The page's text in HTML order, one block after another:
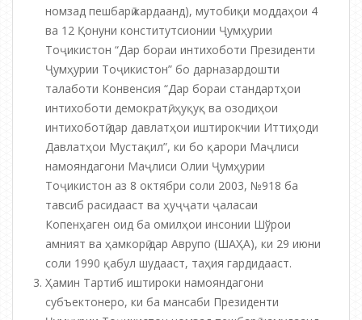
номзад пешбарӣ кардаанд), мутобиқи моддаҳои 4
ва 12 Қонуни конститутсионии Ҷумҳурии
Тоҷикистон “Дар бораи интихоботи Президенти
Ҷумҳурии Тоҷикистон” бо дарназардошти
талаботи Конвенсия “Дар бораи стандартҳои
интихоботи демократӣ, ҳуқуқ ва озодиҳои
интихоботӣ дар давлатҳои иштирокчии Иттиҳоди
Давлатҳои Мустақил”, ки бо қарори Маҷлиси
намояндагони Маҷлиси Олии Ҷумҳурии
Тоҷикистон аз 8 октябри соли 2003, №918 ба
тавсиб расидааст ва ҳуҷҷати ҷаласаи
Копенҳаген оид ба омилҳои инсонии Шўрои
амният ва ҳамкорӣ дар Аврупо (ШАҲА), ки 29 июни
соли 1990 қабул шудааст, таҳия гардидааст.
Ҳамин Тартиб иштироки намояндагони
субъектонеро, ки ба мансаби Президенти